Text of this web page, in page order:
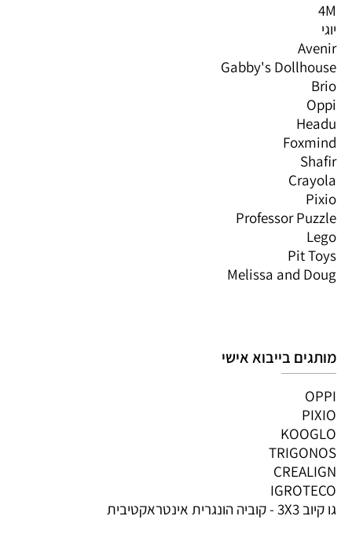
4M
יוגי
Avenir
Gabby's Dollhouse
Brio
Oppi
Headu
Foxmind
Shafir
Crayola
Pixio
Professor Puzzle
Lego
Pit Toys
Melissa and Doug
מותגים בייבוא אישי
OPPI
PIXIO
KOOGLO
TRIGONOS
CREALIGN
IGROTECO
גו קיוב 3X3 - קוביה הונגרית אינטראקטיבית